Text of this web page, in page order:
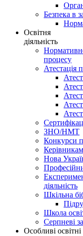
Безпека в
Освітня
діяльність
процесу
Атестація
ЗНО/НМТ
Конкурси
Керівникам
Нова
діяльність
Шкільна
Школа
Серпневі
Особливі освітні